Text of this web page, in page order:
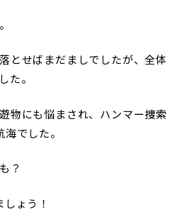
とせばまだましでしたが、全体
た。
物にも悩まされ、ハンマー捜索
でした。
？
ょう！